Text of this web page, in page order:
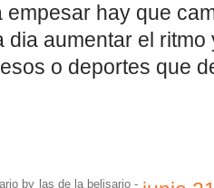
empesar hay que
dia aumentar el
o deportes que
by las de la belisario -